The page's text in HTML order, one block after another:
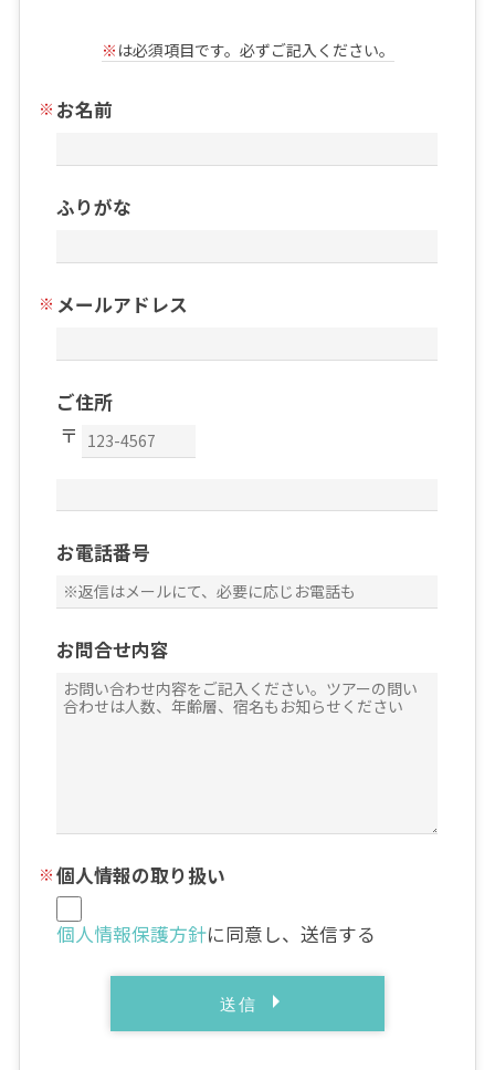
※ は必須項目です。必ずご記入ください。
お名前
ふりがな
メールアドレス
ご住所
お電話番号
お問合せ内容
個人情報の取り扱い
個人情報保護方針に同意し、送信する